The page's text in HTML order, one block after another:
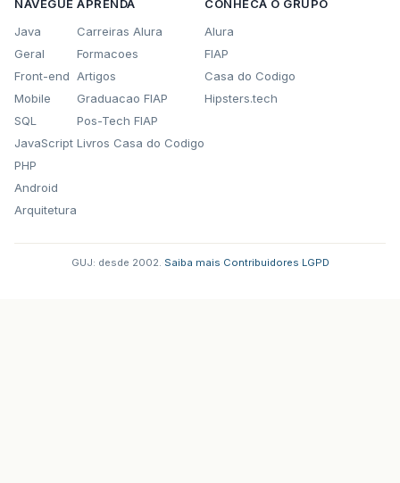
NAVEGUE
Java
Geral
Front-end
Mobile
SQL
JavaScript
PHP
Android
Arquitetura
APRENDA
Carreiras Alura
Formacoes
Artigos
Graduacao FIAP
Pos-Tech FIAP
Livros Casa do Codigo
CONHECA O GRUPO
Alura
FIAP
Casa do Codigo
Hipsters.tech
GUJ: desde 2002. Saiba mais Contribuidores LGPD